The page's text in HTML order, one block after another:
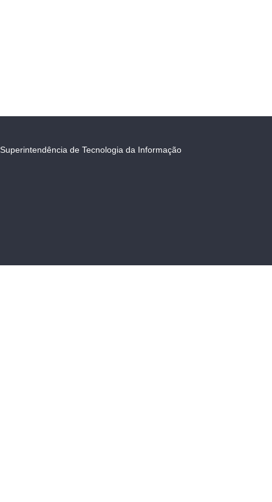
Superintendência de Tecnologia da Informação